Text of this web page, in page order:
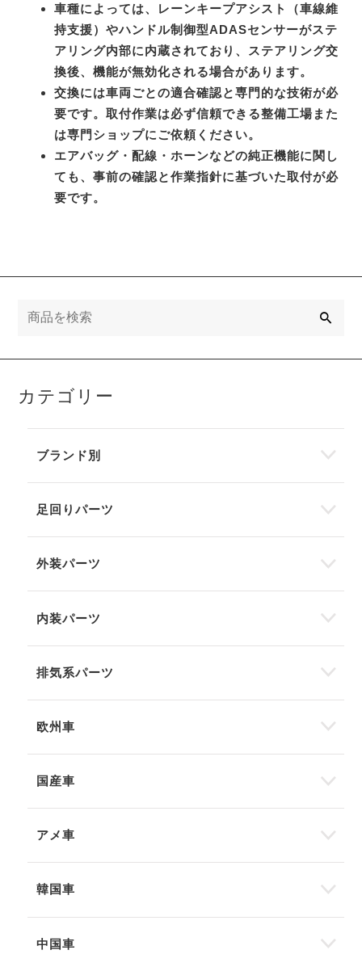
車種によっては、レーンキープアシスト（車線維
持支援）やハンドル制御型ADASセンサーがステ
アリング内部に内蔵されており、ステアリング交
換後、機能が無効化される場合があります。
交換には車両ごとの適合確認と専門的な技術が必
要です。取付作業は必ず信頼できる整備工場また
は専門ショップにご依頼ください。
エアバッグ・配線・ホーンなどの純正機能に関し
ても、事前の確認と作業指針に基づいた取付が必
要です。
カテゴリー
ブランド別
足回りパーツ
外装パーツ
内装パーツ
排気系パーツ
欧州車
国産車
アメ車
韓国車
中国車